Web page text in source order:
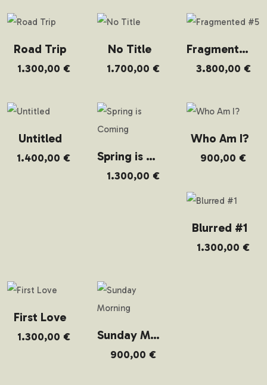
Road Trip
1.300,00 €
No Title
1.700,00 €
Fragmented #5
3.800,00 €
Untitled
1.400,00 € Spring is Coming
1.300,00 €
Who Am I?
900,00 €
Blurred #1
1.300,00 €
First Love
1.300,00 € Sunday Morning
900,00 €